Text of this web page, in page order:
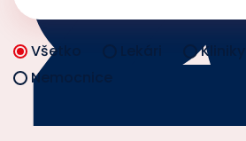
Všetko Kliniky
Nemocnice